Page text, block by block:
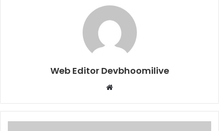
Web Editor Devbhoomilive
Website